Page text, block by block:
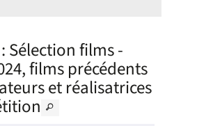
: Sélection films -
films précédents
et réalisatrices